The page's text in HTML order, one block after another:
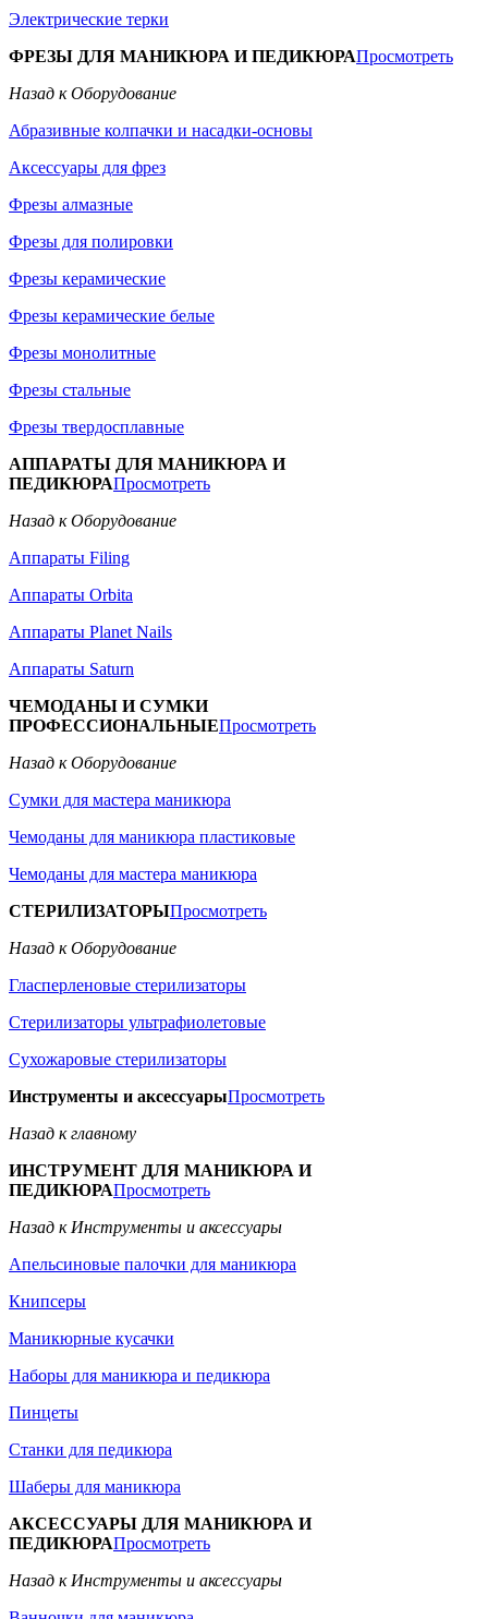
Электрические терки
ФРЕЗЫ ДЛЯ МАНИКЮРА И ПЕДИКЮРАПросмотреть
Назад к Оборудование
Абразивные колпачки и насадки-основы
Аксессуары для фрез
Фрезы алмазные
Фрезы для полировки
Фрезы керамические
Фрезы керамические белые
Фрезы монолитные
Фрезы стальные
Фрезы твердосплавные
АППАРАТЫ ДЛЯ МАНИКЮРА И
ПЕДИКЮРАПросмотреть
Назад к Оборудование
Аппараты Filing
Аппараты Orbita
Аппараты Planet Nails
Аппараты Saturn
ЧЕМОДАНЫ И СУМКИ
ПРОФЕССИОНАЛЬНЫЕПросмотреть
Назад к Оборудование
Сумки для мастера маникюра
Чемоданы для маникюра пластиковые
Чемоданы для мастера маникюра
СТЕРИЛИЗАТОРЫПросмотреть
Назад к Оборудование
Гласперленовые стерилизаторы
Стерилизаторы ультрафиолетовые
Сухожаровые стерилизаторы
Инструменты и аксессуарыПросмотреть
Назад к главному
ИНСТРУМЕНТ ДЛЯ МАНИКЮРА И
ПЕДИКЮРАПросмотреть
Назад к Инструменты и аксессуары
Апельсиновые палочки для маникюра
Книпсеры
Маникюрные кусачки
Наборы для маникюра и педикюра
Пинцеты
Станки для педикюра
Шаберы для маникюра
АКСЕССУАРЫ ДЛЯ МАНИКЮРА И
ПЕДИКЮРАПросмотреть
Назад к Инструменты и аксессуары